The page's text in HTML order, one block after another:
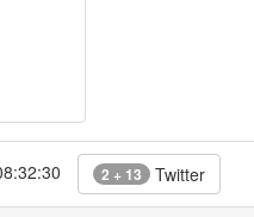
2 + 13 Twitter